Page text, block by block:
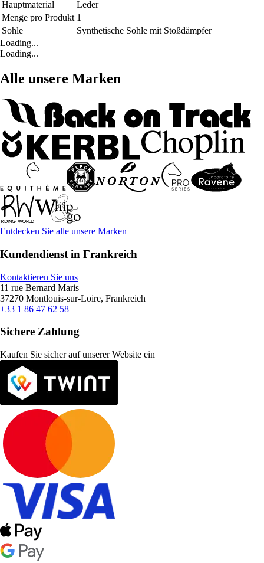
Hauptmaterial
Leder
Menge pro Produkt 1
Sohle
Synthetische Sohle mit Stoßdämpfer
Loading...
Loading...
Alle unsere Marken
Entdecken Sie alle unsere Marken
Kundendienst in Frankreich
Kontaktieren Sie uns
11 rue Bernard Maris
37270 Montlouis-sur-Loire, Frankreich
+33 1 86 47 62 58
Sichere Zahlung
Kaufen Sie sicher auf unserer Website ein